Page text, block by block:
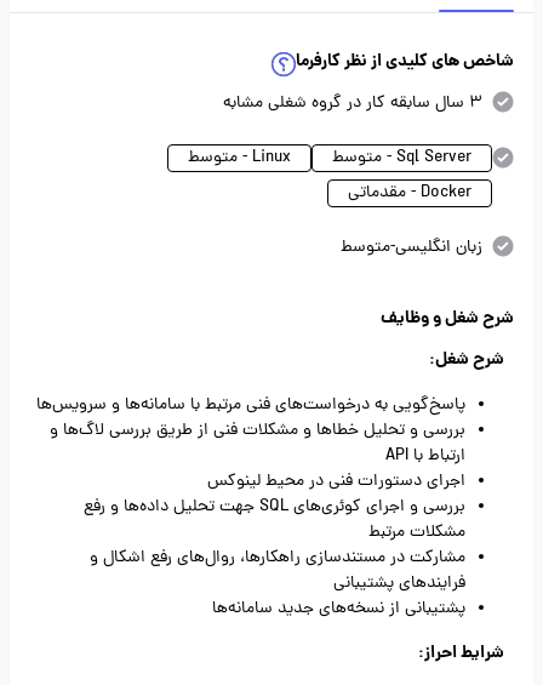
شاخص های کلیدی از نظر کارفرما
3 سال سابقه کار در گروه شغلی مشابه
Sql Server - متوسط
Linux - متوسط
Docker - مقدماتی
زبان انگلیسی-متوسط
شرح شغل و وظایف
شرح شغل:
پاسخ‌گویی به درخواست‌های فنی مرتبط با سامانه‌ها و سرویس‌ها
بررسی و تحلیل خطاها و مشکلات فنی از طریق بررسی لاگ‌ها و
ارتباط با API
اجرای دستورات فنی در محیط لینوکس
بررسی و اجرای کوئری‌های SQL جهت تحلیل داده‌ها و رفع
مشکلات مرتبط
مشارکت در مستندسازی راهکارها، روال‌های رفع اشکال و
فرایندهای پشتیبانی
پشتیبانی از نسخه‌های جدید سامانه‌ها
شرایط احراز: